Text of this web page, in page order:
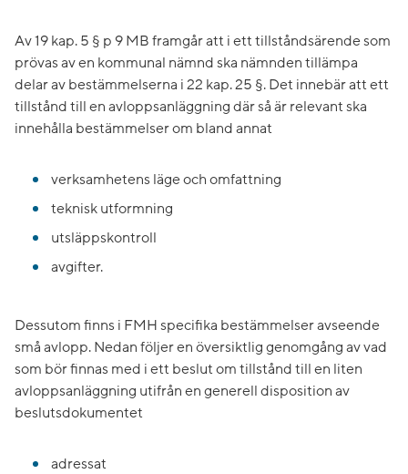
Av 19 kap. 5 § p 9 MB framgår att i ett tillståndsärende som
prövas av en kommunal nämnd ska nämnden tillämpa
delar av bestämmelserna i 22 kap. 25 §. Det innebär att ett
tillstånd till en avloppsanläggning där så är relevant ska
innehålla bestämmelser om bland annat
verksamhetens läge och omfattning
teknisk utformning
utsläppskontroll
avgifter.
Dessutom finns i FMH specifika bestämmelser avseende
små avlopp. Nedan följer en översiktlig genomgång av vad
som bör finnas med i ett beslut om tillstånd till en liten
avloppsanläggning utifrån en generell disposition av
beslutsdokumentet
adressat